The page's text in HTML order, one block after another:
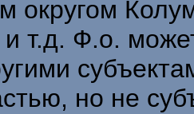
округом
и т.д. Ф.о.
но не